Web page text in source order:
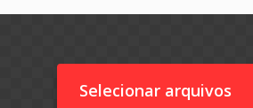
Selecionar arquivos